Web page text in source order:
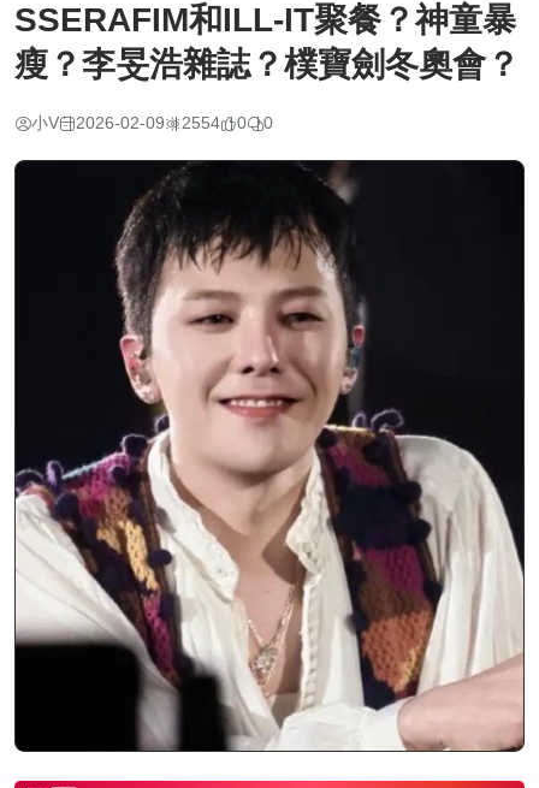
SSERAFIM和ILL-IT聚餐？神童暴
瘦？李旻浩雜誌？樸寶劍冬奧會？
小V 2026-02-09 2554 0 0